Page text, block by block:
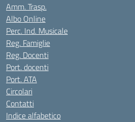
Amm. Trasp.
Albo Online
Perc. Ind. Musicale
Reg. Famiglie
Reg. Docenti
Port. docenti
Port. ATA
Circolari
Contatti
Indice alfabetico